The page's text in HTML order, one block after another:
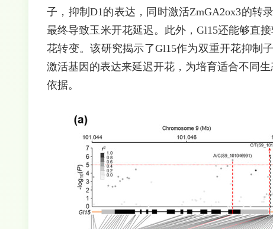
子，抑制D1的表达，同时激活ZmGA2ox3的转
最终导致玉米开花延迟。此外，Gl15还能够直
花转变。该研究揭示了Gl15作为双重开花抑制
激活基因的表达来延迟开花，为培育适合不同
依据。